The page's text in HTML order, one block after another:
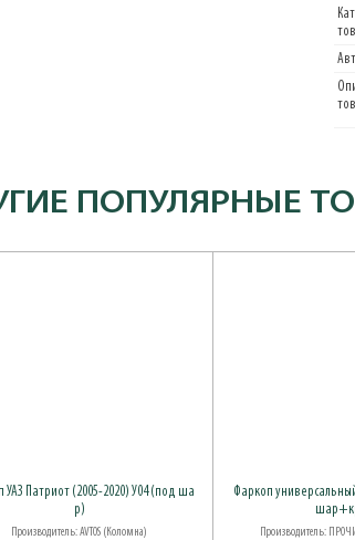
ПОПУЛЯРНЫЕ
УАЗ Патриот (2005-2020) У04 (под ша
р)
Производитель: AVTOS (Коломна)
Фаркоп
Производитель: